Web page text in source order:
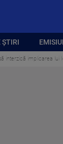
ȘTIRI
interzică implicarea lui